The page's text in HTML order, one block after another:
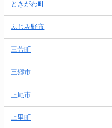
ときがわ町
ふじみ野市
三芳町
三郷市
上尾市
上里町